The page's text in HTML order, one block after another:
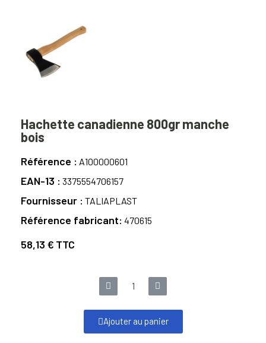
Hachette canadienne 800gr manche
bois
Référence A100000601
EAN-13 3375554706157
Fournisseur TALIAPLAST
Référence fabricant 470615
58,13 € TTC
Ajouter au panier